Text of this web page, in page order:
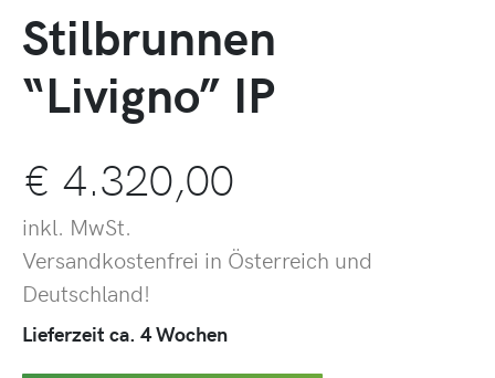
Stilbrunnen
“Livigno” IP
€ 4.320,00
inkl. MwSt.
Versandkostenfrei in Österreich und
Deutschland!
Lieferzeit ca. 4 Wochen